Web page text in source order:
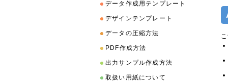
データ作成用テンプレート
デザインテンプレート
データの圧縮方法
PDF作成方法
出力サンプル作成方法
取扱い用紙について